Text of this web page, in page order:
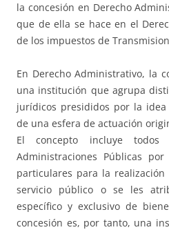
la concesión en Derecho
que de ella se hace en el
de los impuestos de
En Derecho Administrativo, la
una institución que agrupa
jurídicos presididos por la
de una esfera de actuación
El concepto incluye
Administraciones Públicas
particulares para la
servicio público o se les
específico y exclusivo de
concesión es, por tanto, una